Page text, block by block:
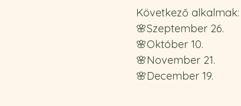
Következő alkalmak:
🌸Szeptember 26.
🌸Október 10.
🌸November 21.
🌸December 19.